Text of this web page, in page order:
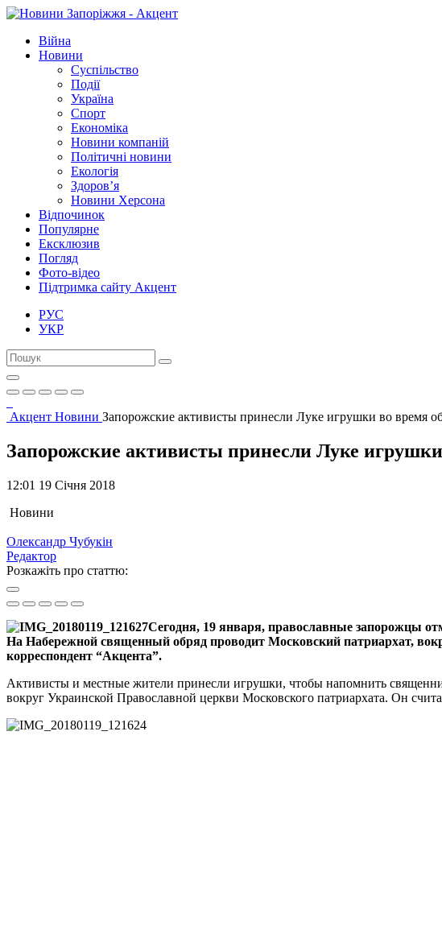
Війна
Новини
Суспільство
Події
Україна
Спорт
Економіка
Новини компаній
Політичні новини
Екологія
Здоров’я
Новини Херсона
Відпочинок
Популярне
Ексклюзив
Погляд
Фото-відео
Підтримка сайту Акцент
РУС
УКР
Акцент Новини Запорожские активисты принесли Луке игрушки во время
Запорожские активисты принесли Луке
12:01 19 Січня 2018
Новини
Олександр Чубукін
Редактор
Розкажіть про статтю:
Сегодня, 19 января, православные запорожцы
На Набережной священный обряд проводит Московский патриархат,
корреспондент “Акцента”.
Активисты и местные жители принесли игрушки, чтобы напомнить
вокруг Украинской Православной церкви Московского патриархата. Он